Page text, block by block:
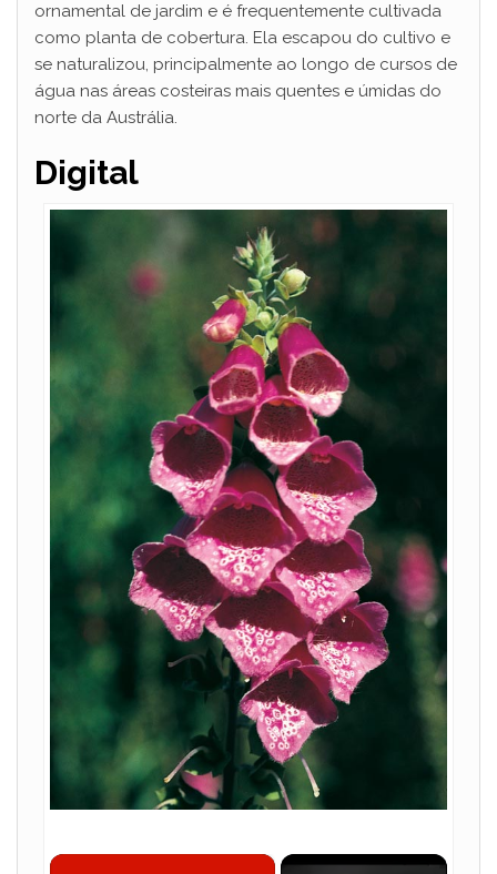
ornamental de jardim e é frequentemente cultivada
como planta de cobertura. Ela escapou do cultivo e
se naturalizou, principalmente ao longo de cursos de
água nas áreas costeiras mais quentes e úmidas do
norte da Austrália.
Digital
×